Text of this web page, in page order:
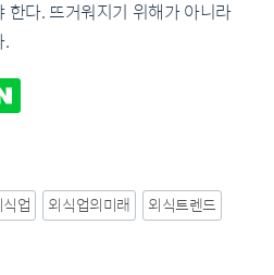
한다. 뜨거워지기 위해가 아니라
.
식업 외식업의미래
외식트렌드